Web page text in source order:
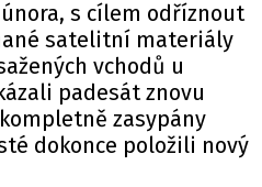
s cílem odříznout
satelitní materiály
vchodů u
padesát znovu
zasypány
dokonce položili nový